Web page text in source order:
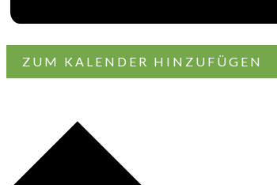
ZUM KALENDER HINZUFÜGEN